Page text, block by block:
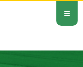
≡